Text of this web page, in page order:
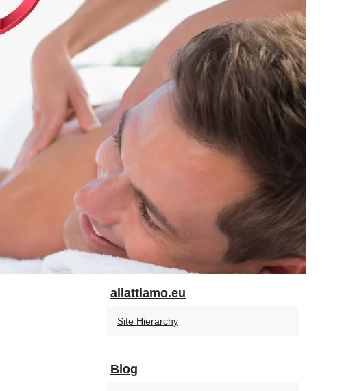
allattiamo.eu
Site Hierarchy
Blog